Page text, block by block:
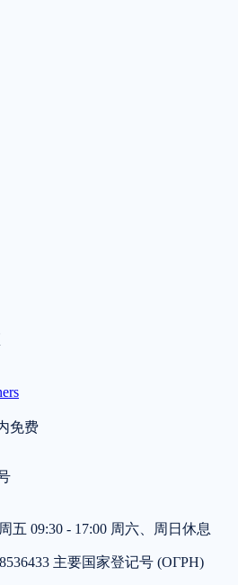
免费
五 09:30 - 17:00 周六、周日休息
主要国家登记号 (ОГРН)